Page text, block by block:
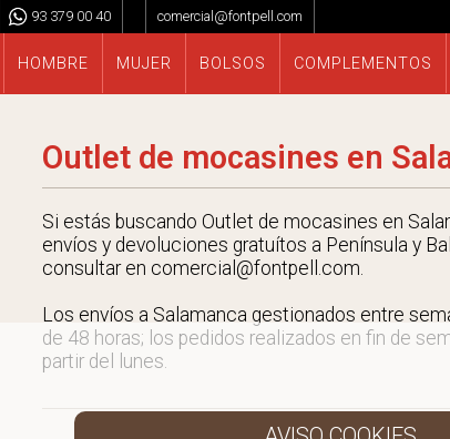
93 379 00 40 comercial@fontpell.com
HOMBRE MUJER BOLSOS COMPLEMENTOS
Outlet de mocasines en
Si estás buscando Outlet de mocasines en
envíos y devoluciones gratuítos a Península y
consultar en comercial@fontpell.com.
Los envíos a Salamanca gestionados entre
de 48 horas; los pedidos realizados en fin de
partir del lunes.